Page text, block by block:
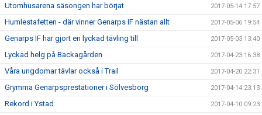
Utomhusarena säsongen har börjat 2017-05-14 17:57
Humlestafetten - där vinner Genarps IF nästan allt 2017-05-06 19:54
Genarps IF har gjort en lyckad tävling till 2017-05-03 13:40
Lyckad helg på Backagården 2017-04-23 16:38
Våra ungdomar tävlar också i Trail 2017-04-20 22:31
Grymma Genarpsprestationer i Sölvesborg 2017-04-14 23:13
Rekord i Ystad 2017-04-10 09:23